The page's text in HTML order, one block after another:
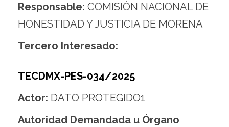
Responsable: COMISIÓN NACIONAL DE
HONESTIDAD Y JUSTICIA DE MORENA
Tercero Interesado:
TECDMX-PES-034/2025
Actor: DATO PROTEGIDO1
Autoridad Demandada u Órgano